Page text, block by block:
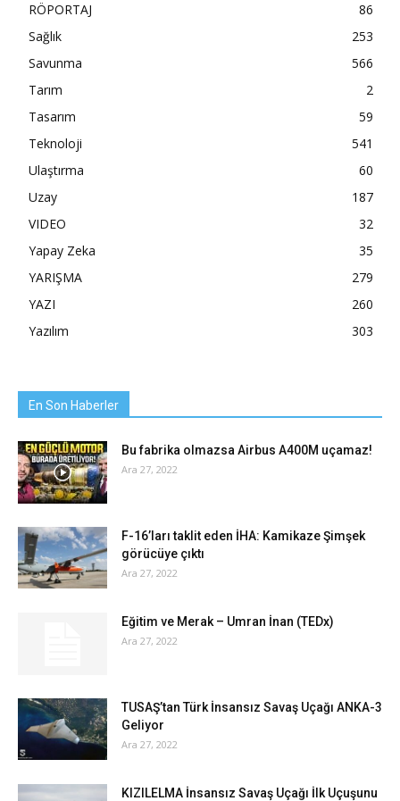
RÖPORTAJ
86
Sağlık
253
Savunma
566
Tarım
2
Tasarım
59
Teknoloji
541
Ulaştırma
60
Uzay
187
VIDEO
32
Yapay Zeka
35
YARIŞMA
279
YAZI
260
Yazılım
303
En Son Haberler
Bu fabrika olmazsa Airbus A400M uçamaz!
Ara 27, 2022
F-16’ları taklit eden İHA: Kamikaze Şimşek
görücüye çıktı
Ara 27, 2022
Eğitim ve Merak – Umran İnan (TEDx)
Ara 27, 2022
TUSAŞ’tan Türk İnsansız Savaş Uçağı ANKA-3
Geliyor
Ara 27, 2022
KIZILELMA İnsansız Savaş Uçağı İlk Uçuşunu